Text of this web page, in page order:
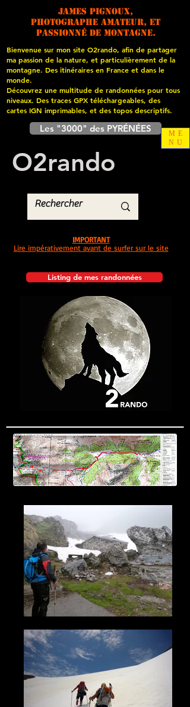
James PIGNOUX,
photographe amateur, et
passionné de montagne.
Bienvenue sur mon site O2rando, afin de partager
ma passion de la nature, et particulièrement de la
montagne. Des itinéraires en France et dans le
monde.
Découvrez une multitude de randonnées pour tous
niveaux. Des traces GPX téléchargeables, des
cartes IGN imprimables, et des topos descriptifs.
Les "3000" des PYRÉNÉES
O2rando
Listing de mes randonnées
IMPORTANT
Lire impérativement avant de surfer sur le site
ME
NU